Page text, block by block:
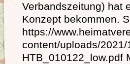
Verbandszeitung) hat
Konzept bekommen.
https://
content/uploads/
HTB_010122_low.pdf